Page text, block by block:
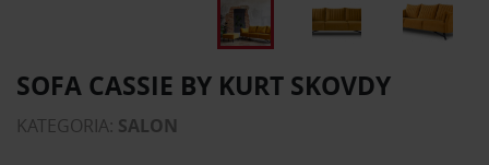
SOFA CASSIE BY KURT SKOVDY
KATEGORIA: SALON